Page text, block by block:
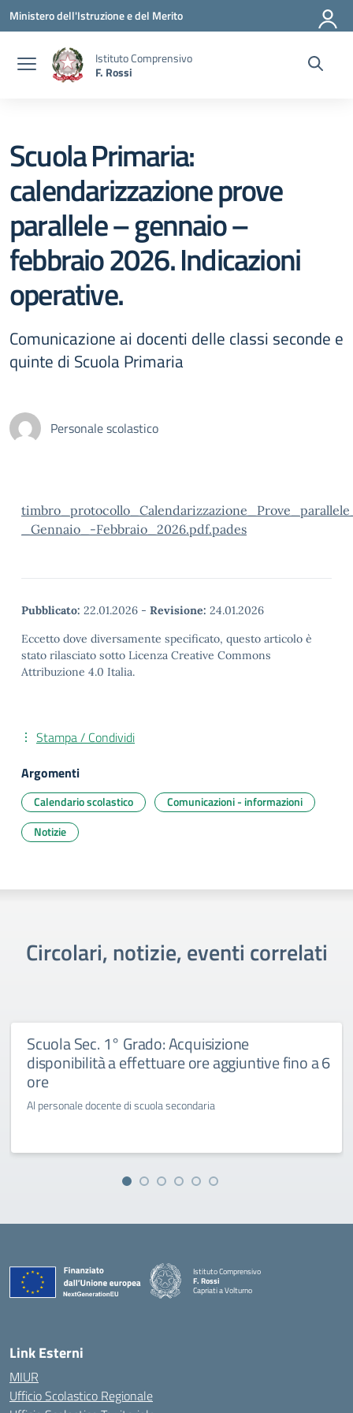
Vai ai contenuti
Vai al menu di navigazione
Vai al footer
Ministero dell'Istruzione e del Merito
Istituto Comprensivo
F. Rossi
Scuola Primaria:
calendarizzazione prove
parallele – gennaio –
febbraio 2026. Indicazioni
operative.
Comunicazione ai docenti delle classi seconde e
quinte di Scuola Primaria
Personale scolastico
_Gennaio_-Febbraio_2026.pdf.pades
Pubblicato: 22.01.2026 - Revisione: 24.01.2026
Eccetto dove diversamente specificato, questo articolo è
stato rilasciato sotto Licenza Creative Commons
Attribuzione 4.0 Italia.
Stampa / Condividi
Argomenti
Calendario scolastico
Comunicazioni - informazioni
Notizie
Circolari, notizie, eventi correlati
Scuola Sec. 1° Grado: Acquisizione
disponibilità a effettuare ore aggiuntive fino a 6
ore
Al personale docente di scuola secondaria
Istituto Comprensivo
F. Rossi
Capriati a Volturno
— Visita la pagina iniziale della scuola
Link Esterni
MIUR
Ufficio Scolastico Regionale